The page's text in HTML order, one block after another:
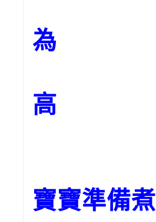
為
高
寶寶準備